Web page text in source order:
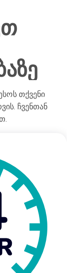
თქვენი
ჩვენთან